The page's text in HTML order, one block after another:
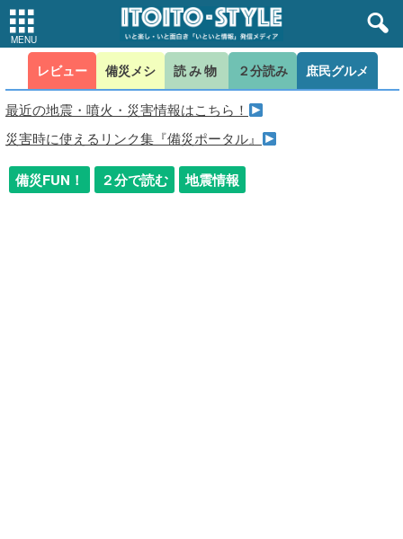
レビュー 備災メシ 読み物 ２分読み 庶民グルメ
最近の地震・噴火・災害情報はこちら！
災害時に使えるリンク集『備災ポータル』
備災FUN！ ２分で読む 地震情報